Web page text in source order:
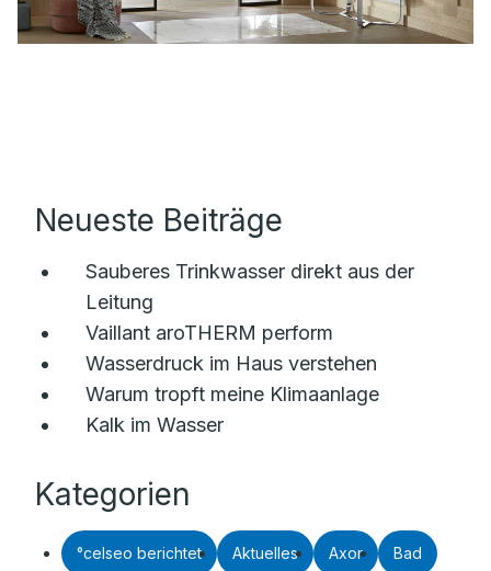
Neueste Beiträge
Sauberes Trinkwasser direkt aus der
Leitung
Vaillant aroTHERM perform
Wasserdruck im Haus verstehen
Warum tropft meine Klimaanlage
Kalk im Wasser
Kategorien
°celseo berichtet Aktuelles Axor Bad